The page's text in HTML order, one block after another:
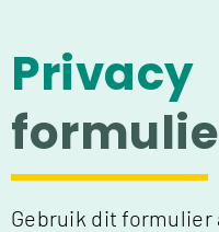
Privacy
Gebruik dit formulier